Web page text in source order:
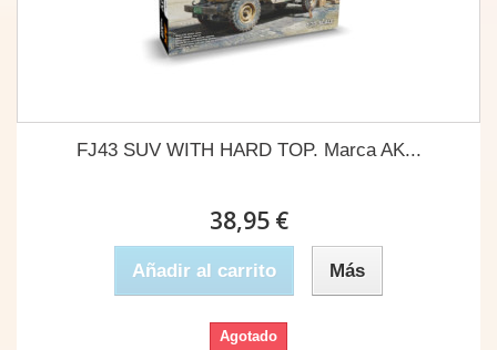
FJ43 SUV WITH HARD TOP. Marca AK...
38,95 €
Añadir al carrito Más
Agotado